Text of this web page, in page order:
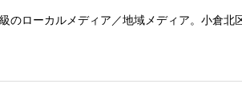
のローカルメディア／地域メディア。小倉